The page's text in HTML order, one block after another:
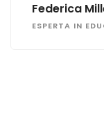
Federica
ESPERTA IN